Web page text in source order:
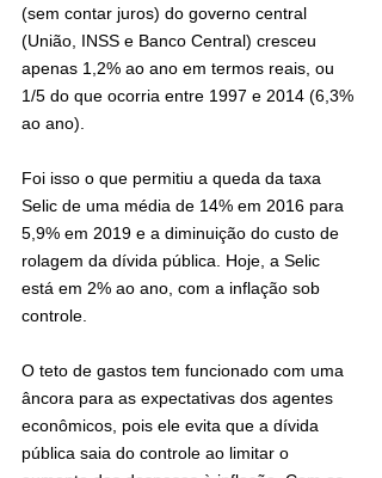
(sem contar juros) do governo central
(União, INSS e Banco Central) cresceu
apenas 1,2% ao ano em termos reais, ou
1/5 do que ocorria entre 1997 e 2014 (6,3%
ao ano).
Foi isso o que permitiu a queda da taxa
Selic de uma média de 14% em 2016 para
5,9% em 2019 e a diminuição do custo de
rolagem da dívida pública. Hoje, a Selic
está em 2% ao ano, com a inflação sob
controle.
O teto de gastos tem funcionado com uma
âncora para as expectativas dos agentes
econômicos, pois ele evita que a dívida
pública saia do controle ao limitar o